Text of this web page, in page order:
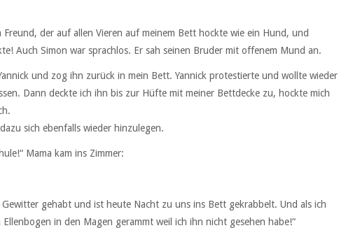
der auf allen Vieren auf meinem Bett hockte wie ein Hund, und
Auch Simon war sprachlos. Er sah seinen Bruder mit offenem Mund an.
und zog ihn zurück in mein Bett. Yannick protestierte und wollte wieder
Dann deckte ich ihn bis zur Hüfte mit meiner Bettdecke zu, hockte mich
sich ebenfalls wieder hinzulegen.
Mama kam ins Zimmer:
gehabt und ist heute Nacht zu uns ins Bett gekrabbelt. Und als ich
in den Magen gerammt weil ich ihn nicht gesehen habe!“